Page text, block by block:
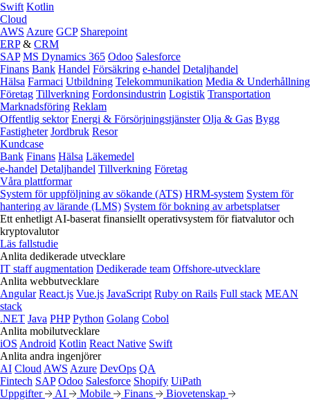
Swift Kotlin
Cloud
AWS Azure GCP Sharepoint
ERP& CRM
SAP MS Dynamics 365 Odoo Salesforce
Finans Bank Handel Försäkring e‑handel Detaljhandel
Hälsa Farmaci Utbildning Telekommunikation Media & Underhållning
Företag Tillverkning Fordonsindustrin Logistik Transportation
Marknadsföring Reklam
Offentlig sektor Energi & Försörjningstjänster Olja & Gas Bygg
Fastigheter Jordbruk Resor
Kundcase
Bank Finans Hälsa Läkemedel
e‑handel Detaljhandel Tillverkning Företag
Våra plattformar
System för uppföljning av sökande (ATS) HRM-system System för
hantering av lärande (LMS) System för bokning av arbetsplatser
Ett enhetligt AI-baserat finansiellt operativsystem för fiatvalutor och
kryptovalutor
Läs fallstudie
Anlita dedikerade utvecklare
IT staff augmentation Dedikerade team Offshore-utvecklare
Anlita webbutvecklare
Angular React.js Vue.js JavaScript Ruby on Rails Full stack MEAN
stack
.NET Java PHP Python Golang Cobol
Anlita mobilutvecklare
iOS Android Kotlin React Native Swift
Anlita andra ingenjörer
AI Cloud AWS Azure DevOps QA
Fintech SAP Odoo Salesforce Shopify UiPath
Uppgifter
AI Mobile Finans Biovetenskap